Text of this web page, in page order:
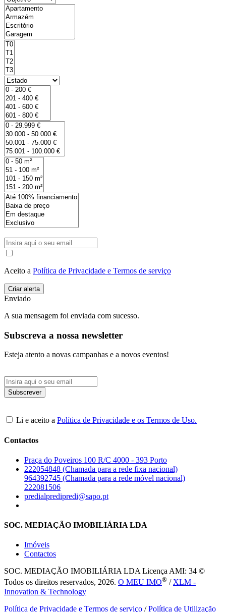
Aceito a Política de Privacidade e Termos de serviço
Enviado
A sua mensagem foi enviada com sucesso.
Subscreva a nossa newsletter
Esteja atento a novas campanhas e a novos eventos!
Li e aceito a Política de Privacidade e os Termos de Uso.
Contactos
Praça do Poveiros 100 R/C 4000 - 393 Porto
222054848 (Chamada para a rede fixa nacional)
964392745 (Chamada para a rede móvel nacional)
222081506
predialpredipredi@sapo.pt
SOC. MEDIAÇÃO IMOBILIÁRIA LDA
Imóveis
Contactos
SOC. MEDIAÇÃO IMOBILIÁRIA LDA Licença AMI: 34 ©
Todos os direitos reservados, 2026. O MEU IMO® /XLM -
Innovation & Technology
Política de Privacidade e Termos de serviço /Política de Utilização